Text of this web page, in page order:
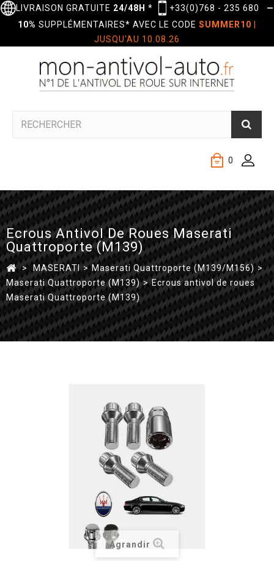
LIVRAISON GRATUITE 24/48H * +33(0)768 - 235 680
—
10% SUPPLÉMENTAIRES* AVEC LE CODE SUMMER10
JUSQU'AU 10.08.26
0
Ecrous Antivol De Roues Maserati
Quattroporte (M139)
> MASERATI > Maserati Quattroporte (M139/M156) >
Maserati Quattroporte (M139) > Ecrous antivol de roues
Maserati Quattroporte (M139)
Agrandir